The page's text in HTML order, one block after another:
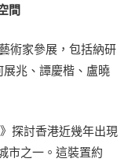
間
術家參展，包括納研
展兆、譚慶楷、盧曉
探討香港近幾年出現
市之一。這裝置約